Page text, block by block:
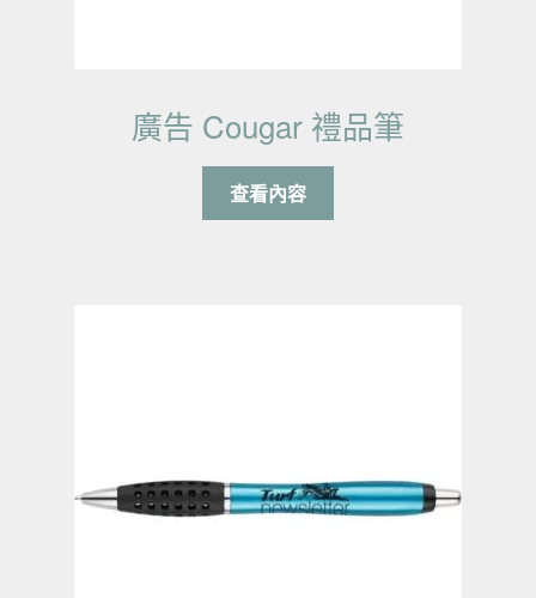
廣告 Cougar 禮品筆
查看內容